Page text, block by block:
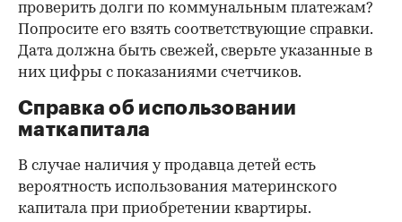
проверить долги по коммунальным платежам?
Попросите его взять соответствующие справки.
Дата должна быть свежей, сверьте указанные в
них цифры с показаниями счетчиков.
Справка об использовании
маткапитала
В случае наличия у продавца детей есть
вероятность использования материнского
капитала при приобретении квартиры.